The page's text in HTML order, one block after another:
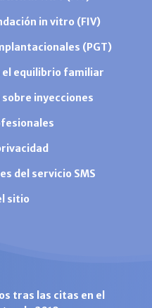
in vitro (FIV)
(PGT)
el equilibrio familiar
inyecciones
del servicio SMS
sitio
tras las citas en el